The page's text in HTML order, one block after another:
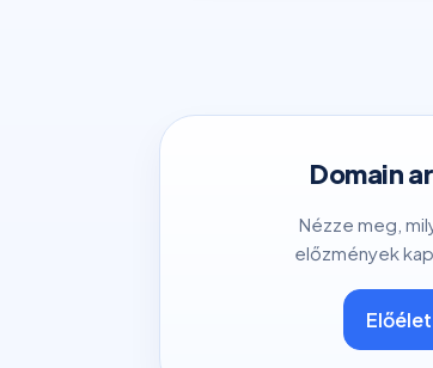
Domain
Nézze meg,
előzmények